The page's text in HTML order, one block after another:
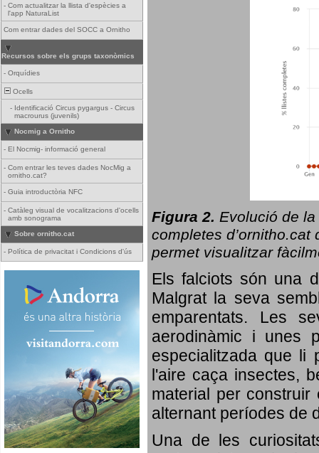
- Com actualitzar la llista d'espècies a
l'app NaturaList
Com entrar dades del SOCC a Ornitho
Recursos sobre els grups taxonòmics
- Orquídies
Ocells
- Identificació Circus pygargus - Circus
macrourus (juvenils)
Nocmig a Ornitho
- El Nocmig- informació general
- Com entrar les teves dades NocMig a
ornitho.cat?
- Guia introductòria NFC
- Catàleg visual de vocalitzacions d'ocells
amb sonograma
Sobre ornitho.cat
- Política de privacitat i Condicions d'ús
Figura 2. Evolució de la
completes d’ornitho.cat
permet visualitzar
Els falciots són una
Malgrat la seva
emparentats. Les
aerodinàmic i unes
especialitzada que li
l'aire caça insectes,
material per
alternant períodes de
Una de les